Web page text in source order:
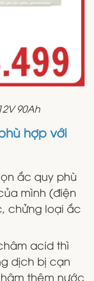
90Ah
hợp với
ắc quy phù
mình (điện
chửng loại ắc
acid thì
dịch bị cạn
thêm nước